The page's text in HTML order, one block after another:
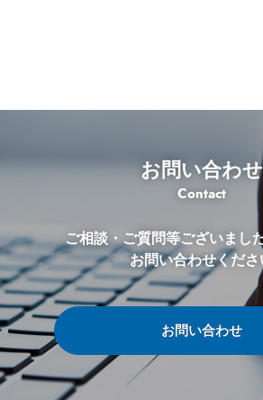
お問い合わせ
Contact
ご相談・ご質問等ございまし
お問い合わせくださ
お問い合わせ